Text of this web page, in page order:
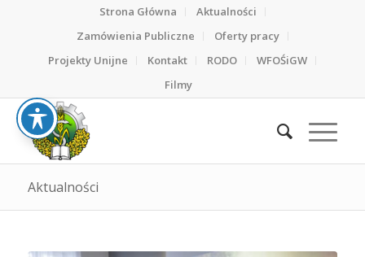
Strona Główna
Aktualności
Zamówienia Publiczne
Oferty pracy
Projekty Unijne
Kontakt RODO
WFOŚiGW
Filmy
Aktualności